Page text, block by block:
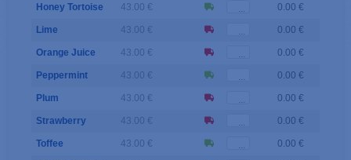
Honey Tortoise 43.00 € 0.00 €
Lime 43.00 € 0.00 €
Orange Juice 43.00 € 0.00 €
Peppermint 43.00 € 0.00 €
Plum 43.00 € 0.00 €
Strawberry 43.00 € 0.00 €
Toffee 43.00 € 0.00 €